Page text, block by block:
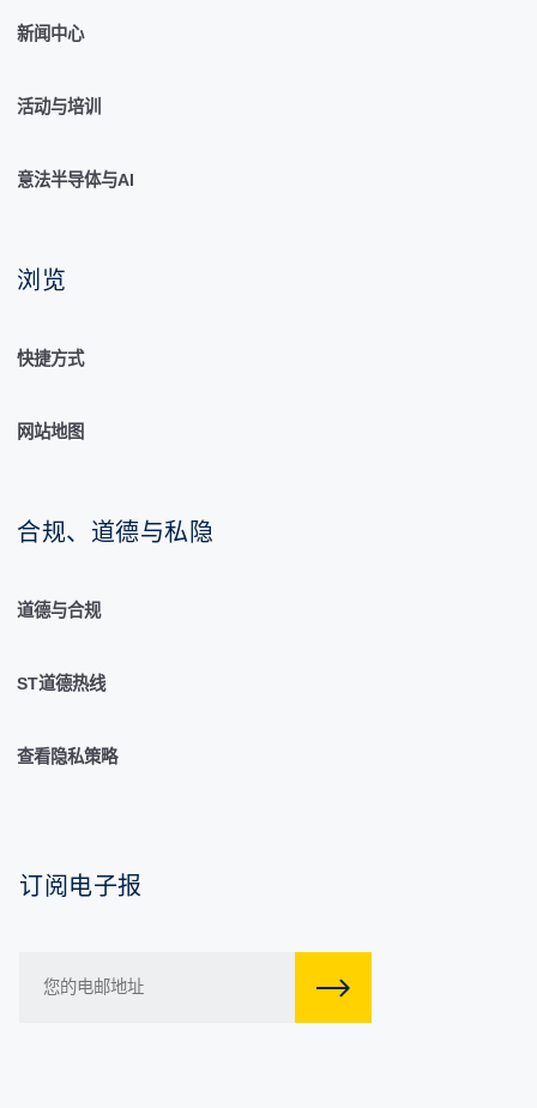
新闻中心
活动与培训
意法半导体与AI
浏览
快捷方式
网站地图
合规、道德与私隐
道德与合规
ST道德热线
查看隐私策略
订阅电子报